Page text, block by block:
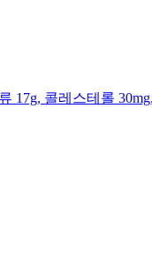
17g, 콜레스테롤